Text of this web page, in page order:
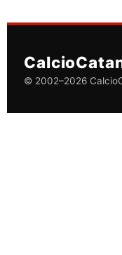
© 2002–2026